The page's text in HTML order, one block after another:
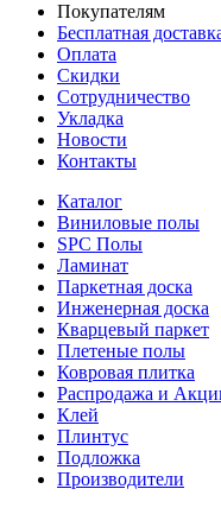
Покупателям
Бесплатная
Оплата
Скидки
Сотрудничество
Укладка
Новости
Контакты
Каталог
Виниловые полы
SPC Полы
Ламинат
Паркетная доска
Инженерная доска
Кварцевый паркет
Плетеные полы
Ковровая плитка
Распродажа и
Клей
Плинтус
Подложка
Производители